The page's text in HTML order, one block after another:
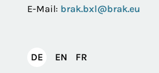
E-Mail: brak.bxl@brak.eu
DEDeutsch
EN English
FR